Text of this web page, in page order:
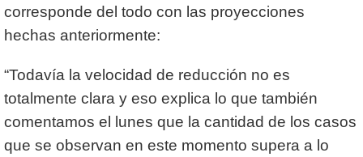
corresponde del todo con las proyecciones
hechas anteriormente:
“Todavía la velocidad de reducción no es
totalmente clara y eso explica lo que también
comentamos el lunes que la cantidad de los casos
que se observan en este momento supera a lo